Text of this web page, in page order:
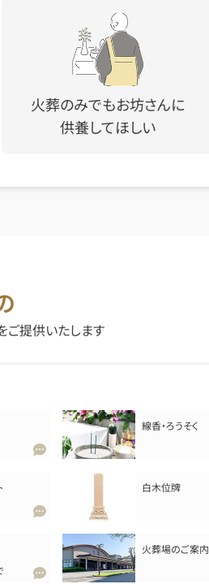
火葬のみでもお坊さんに
供養してほしい
ご提供いたします
線香・ろうそく
白木位牌
火葬場のご案内